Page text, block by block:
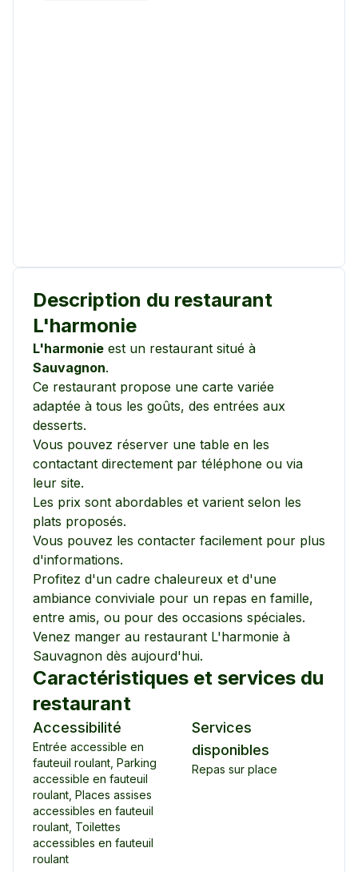
Description du restaurant
L'harmonie
L'harmonie est un restaurant situé à
Sauvagnon.
Ce restaurant propose une carte variée
adaptée à tous les goûts, des entrées aux
desserts.
Vous pouvez réserver une table en les
contactant directement par téléphone ou via
leur site.
Les prix sont abordables et varient selon les
plats proposés.
Vous pouvez les contacter facilement pour plus
d'informations.
Profitez d'un cadre chaleureux et d'une
ambiance conviviale pour un repas en famille,
entre amis, ou pour des occasions spéciales.
Venez manger au restaurant L'harmonie à
Sauvagnon dès aujourd'hui.
Caractéristiques et services du
restaurant
Accessibilité
Entrée accessible en
fauteuil roulant Parking
accessible en fauteuil
roulant Places assises
accessibles en fauteuil
roulant Toilettes
accessibles en fauteuil
roulant
Services
disponibles
Repas sur place